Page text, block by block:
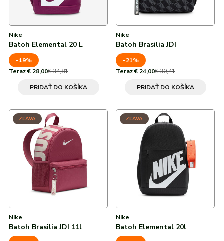
Recyklovaný nylon
Recyklovaný polyamid
Recyklovaný polyester
Recyklovaný polypropylen
Termoplastický polyester
Termoplastický polyuretan
V popisu zboží
Vlna
Nike
Batoh Elemental 20 L
-19%
Teraz € 28,00€ 34,81
PRIDAŤ DO KOŠÍKA
Nike
Batoh Brasilia JDI
-21%
Teraz € 24,00€ 30,41
PRIDAŤ DO KOŠÍKA
ZĽAVA
Nike
Batoh Brasilia JDI 11l
ZĽAVA
Nike
Batoh Elemental 20l